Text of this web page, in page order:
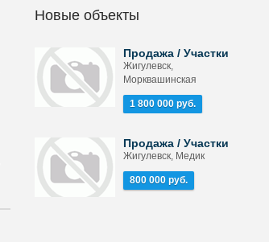
Новые объекты
Продажа / Участки
Жигулевск,
Морквашинская
1 800 000 руб.
Продажа / Участки
Жигулевск, Медик
800 000 руб.